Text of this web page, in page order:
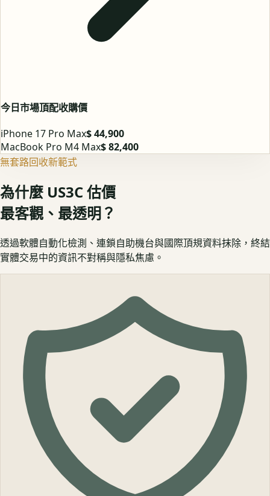
今日市場頂配收購價
iPhone 17 Pro Max$ 44,900
MacBook Pro M4 Max$ 82,400
無套路回收新範式
為什麼 US3C 估價
最客觀、最透明？
透過軟體自動化檢測、連鎖自助機台與國際頂規資料抹除，終結
實體交易中的資訊不對稱與隱私焦慮。